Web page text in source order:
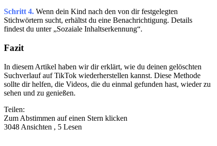
Schritt 4. Wenn dein Kind nach den von dir festgelegten
Stichwörtern sucht, erhältst du eine Benachrichtigung. Details
findest du unter „Sozaiale Inhaltserkennung“.
Fazit
In diesem Artikel haben wir dir erklärt, wie du deinen gelöschten
Suchverlauf auf TikTok wiederherstellen kannst. Diese Methode
sollte dir helfen, die Videos, die du einmal gefunden hast, wieder zu
sehen und zu genießen.
Teilen:
Zum Abstimmen auf einen Stern klicken
3048 Ansichten , 5 Lesen